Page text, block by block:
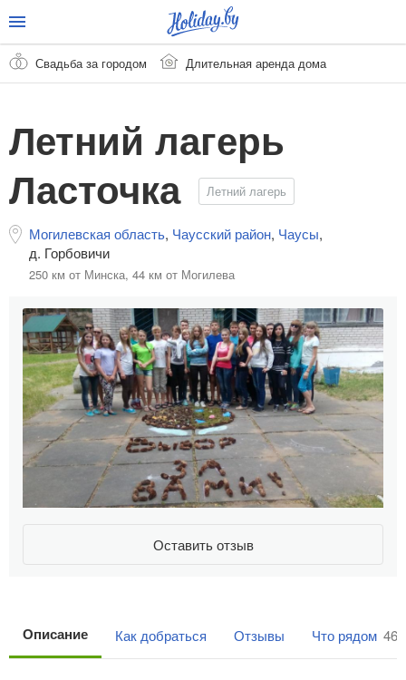
Свадьба за городом Длительная аренда дома
Летний лагерь
Ласточка
Летний лагерь
Могилевская область, Чаусский район, Чаусы,
д. Горбовичи
250 км от Минска, 44 км от Могилева
Оставить отзыв
Описание Как добраться Отзывы Что рядом 46